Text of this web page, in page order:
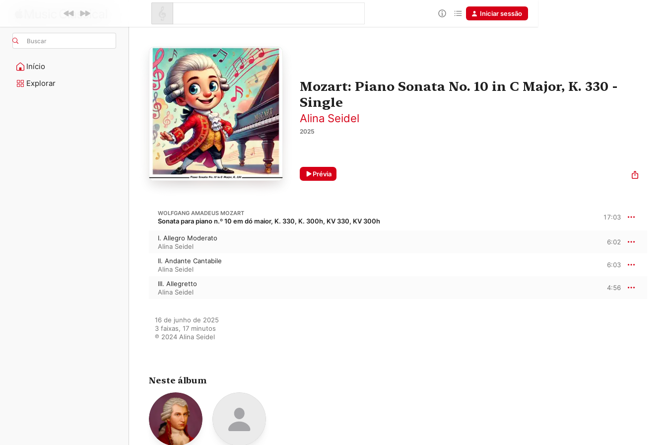
Buscar
Início
Explorar
Iniciar sessão
Mozart: Piano Sonata No. 10 in C Major, K. 330 -
Single
Alina Seidel
2025
Prévia
WOLFGANG AMADEUS MOZART
Sonata para piano n.º 10 em dó maior, K. 330, K. 300h, KV 330, KV 300h 17:03
I. Allegro Moderato
Alina Seidel
6:02
II. Andante Cantabile
Alina Seidel
6:03
III. Allegretto
Alina Seidel
4:56
16 de junho de 2025
3 faixas, 17 minutos
℗ 2024 Alina Seidel
Neste álbum